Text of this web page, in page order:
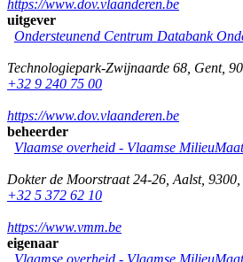
https://www.dov.vlaanderen.be
uitgever
Ondersteunend Centrum Databank
Technologiepark-Zwijnaarde 68 Gent,
+32 9 240 75 00
https://www.dov.vlaanderen.be
beheerder
Vlaamse overheid - Vlaamse
Dokter de Moorstraat 24-26 Aalst, 9300
+32 5 372 62 10
https://www.vmm.be
eigenaar
Vlaamse overheid - Vlaamse